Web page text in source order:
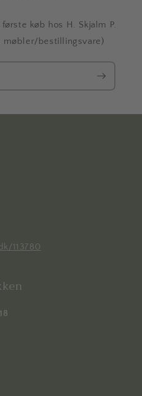
køb hos H. Skjalm P.
møbler/bestillingsvare)
113780